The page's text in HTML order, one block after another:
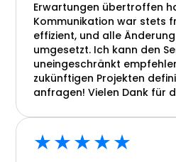
Erwartungen übertroffen
Kommunikation war stets
effizient, und alle
umgesetzt. Ich kann den
uneingeschränkt
zukünftigen Projekten
anfragen! Vielen Dank für
★★★★★